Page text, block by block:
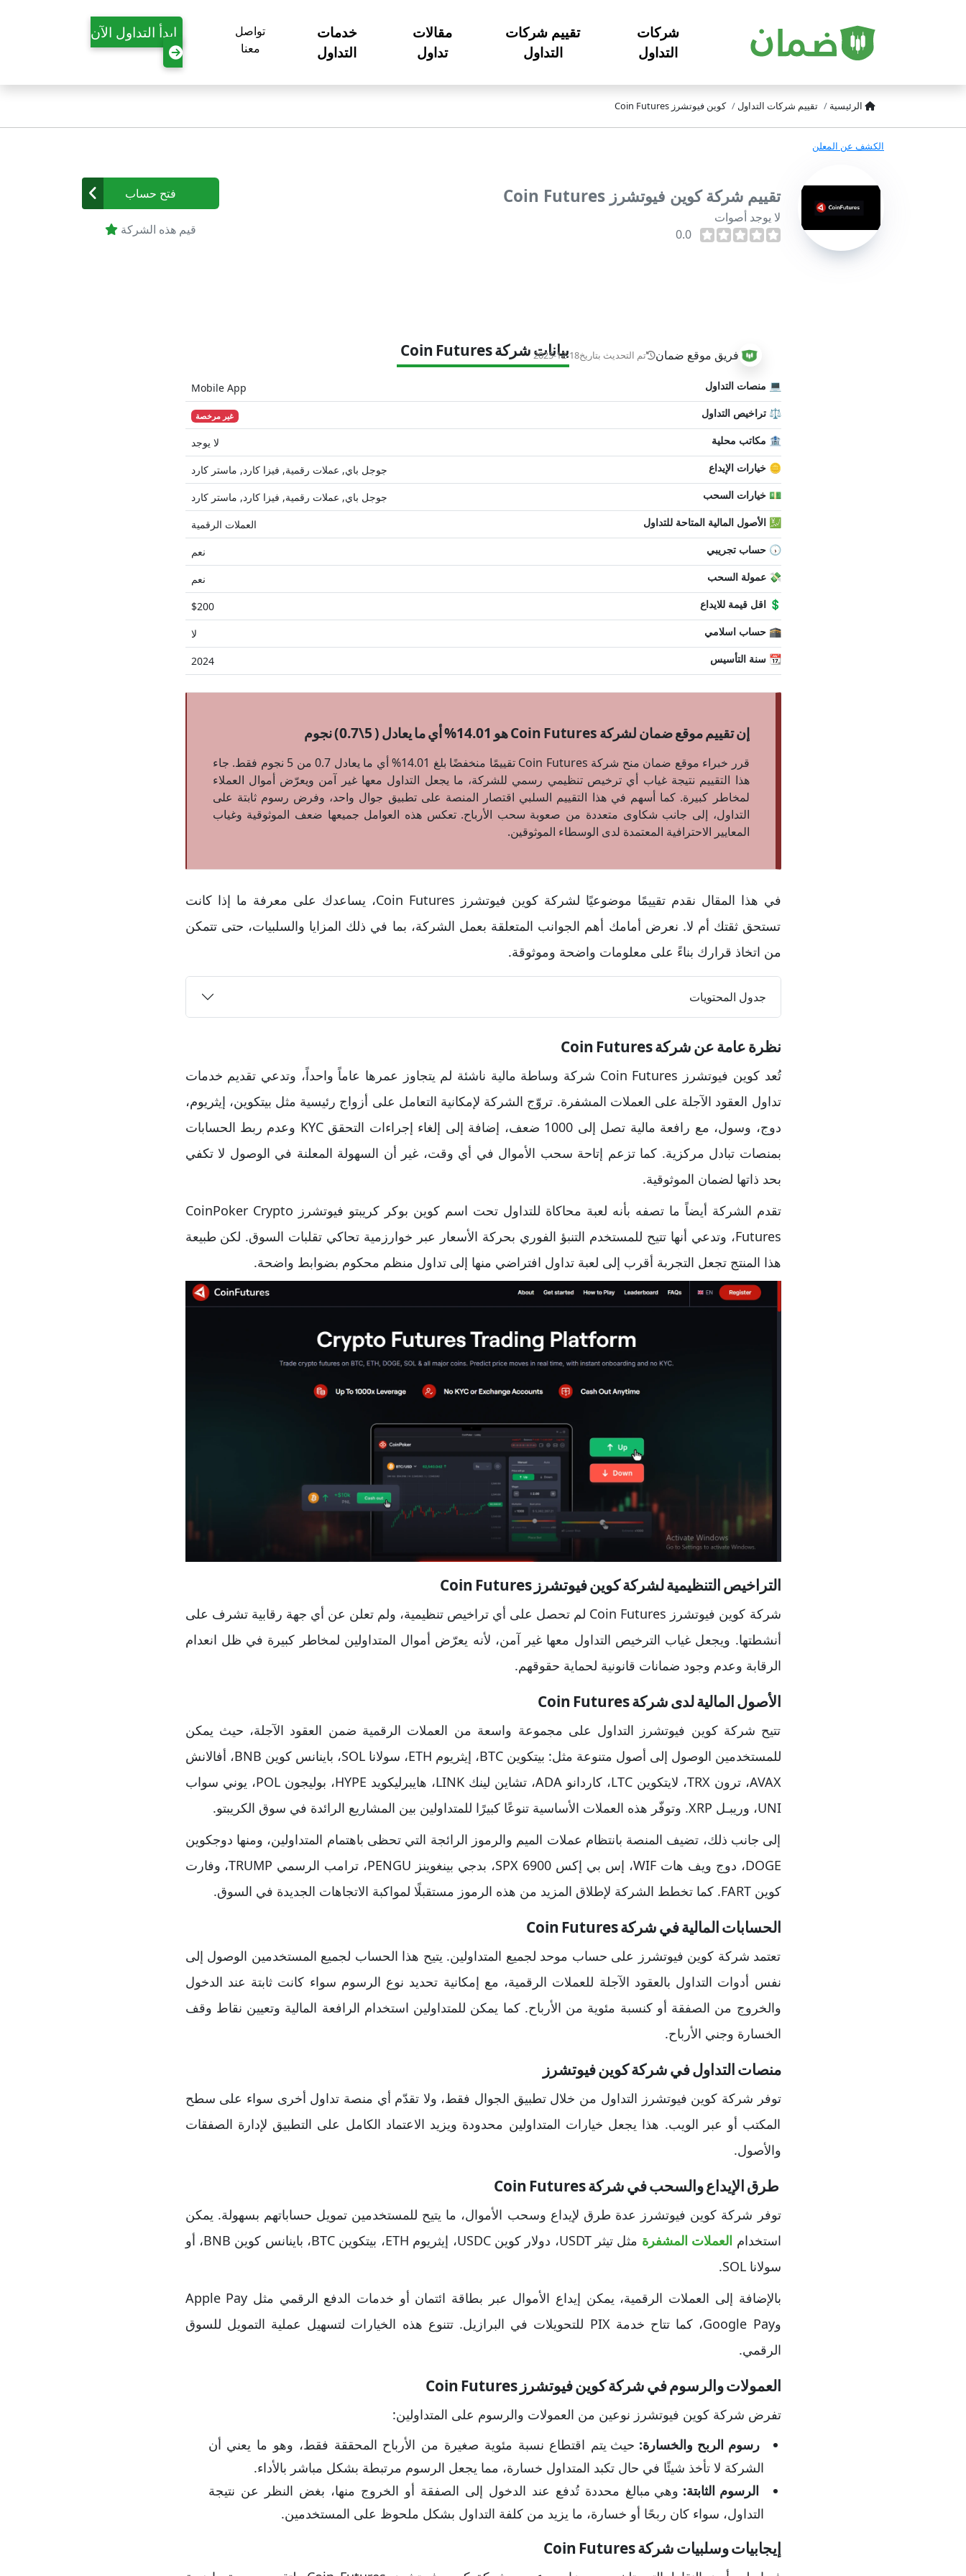
شركات
التداول
تقييم شركات
التداول
مقالات
تداول
خدمات
التداول
تواصل
معنا
ابدأ التداول الآن
الرئيسية تقييم شركات التداول كوين فيوتشرز Coin Futures
الكشف عن المعلن
تقييم شركة كوين فيوتشرز Coin Futures
لا يوجد أصوات
0.0
فريق موقع ضمان تم التحديث بتاريخ2025-12-18
فتح حساب
قيم هذه الشركة
بيانات شركة Coin Futures
Mobile App 💻 منصات التداول
غير مرخصة ⚖️ تراخيص التداول
لا يوجد 🏦 مكاتب محلية
جوجل باي, عملات رقمية, فيزا كارد, ماستر كارد 🪙 خيارات الإيداع
جوجل باي, عملات رقمية, فيزا كارد, ماستر كارد 💵 خيارات السحب
العملات الرقمية 💹 الأصول المالية المتاحة للتداول
نعم 🕠 حساب تجريبي
نعم 💸 عمولة السحب
$200 💲 اقل قيمة للايداع
لا 🕋 حساب اسلامي
2024 📆 سنة التأسيس
إن تقييم موقع ضمان لشركة Coin Futures هو 14.01% أي ما يعادل ( 5\0.7) نجوم
قرر خبراء موقع ضمان منح شركة Coin Futures تقييمًا منخفضًا بلغ 14.01% أي ما يعادل 0.7 من 5 نجوم فقط. جاء
هذا التقييم نتيجة غياب أي ترخيص تنظيمي رسمي للشركة، ما يجعل التداول معها غير آمن ويعرّض أموال العملاء
لمخاطر كبيرة. كما أسهم في هذا التقييم السلبي اقتصار المنصة على تطبيق جوال واحد، وفرض رسوم ثابتة على
التداول، إلى جانب شكاوى متعددة من صعوبة سحب الأرباح. تعكس هذه العوامل جميعها ضعف الموثوقية وغياب
المعايير الاحترافية المعتمدة لدى الوسطاء الموثوقين.
في هذا المقال نقدم تقييمًا موضوعيًا لشركة كوين فيوتشرز Coin Futures، يساعدك على معرفة ما إذا كانت
تستحق ثقتك أم لا. نعرض أمامك أهم الجوانب المتعلقة بعمل الشركة، بما في ذلك المزايا والسلبيات، حتى تتمكن
من اتخاذ قرارك بناءً على معلومات واضحة وموثوقة.
جدول المحتويات
نظرة عامة عن شركة Coin Futures
تُعد كوين فيوتشرز Coin Futures شركة وساطة مالية ناشئة لم يتجاوز عمرها عاماً واحداً، وتدعي تقديم خدمات
تداول العقود الآجلة على العملات المشفرة. تروّج الشركة لإمكانية التعامل على أزواج رئيسية مثل بيتكوين، إيثريوم،
دوج، وسول، مع رافعة مالية تصل إلى 1000 ضعف، إضافة إلى إلغاء إجراءات التحقق KYC وعدم ربط الحسابات
بمنصات تبادل مركزية. كما تزعم إتاحة سحب الأموال في أي وقت، غير أن السهولة المعلنة في الوصول لا تكفي
بحد ذاتها لضمان الموثوقية.
تقدم الشركة أيضاً ما تصفه بأنه لعبة محاكاة للتداول تحت اسم كوين بوكر كريبتو فيوتشرز CoinPoker Crypto
Futures، وتدعي أنها تتيح للمستخدم التنبؤ الفوري بحركة الأسعار عبر خوارزمية تحاكي تقلبات السوق. لكن طبيعة
هذا المنتج تجعل التجربة أقرب إلى لعبة تداول افتراضي منها إلى تداول منظم محكوم بضوابط واضحة.
التراخيص التنظيمية لشركة كوين فيوتشرز Coin Futures
شركة كوين فيوتشرز Coin Futures لم تحصل على أي تراخيص تنظيمية، ولم تعلن عن أي جهة رقابية تشرف على
أنشطتها. ويجعل غياب الترخيص التداول معها غير آمن، لأنه يعرّض أموال المتداولين لمخاطر كبيرة في ظل انعدام
الرقابة وعدم وجود ضمانات قانونية لحماية حقوقهم.
الأصول المالية لدى شركة Coin Futures
تتيح شركة كوين فيوتشرز التداول على مجموعة واسعة من العملات الرقمية ضمن العقود الآجلة، حيث يمكن
للمستخدمين الوصول إلى أصول متنوعة مثل: بيتكوين BTC، إيثريوم ETH، سولانا SOL، باينانس كوين BNB، أفالانش
AVAX، ترون TRX، لايتكوين LTC، كاردانو ADA، تشاين لينك LINK، هايبرليكويد HYPE، بوليجون POL، يوني سواب
UNI، وريبـل XRP. وتوفّر هذه العملات الأساسية تنوعًا كبيرًا للمتداولين بين المشاريع الرائدة في سوق الكريبتو.
إلى جانب ذلك، تضيف المنصة بانتظام عملات الميم والرموز الرائجة التي تحظى باهتمام المتداولين، ومنها دوجكوين
DOGE، دوج ويف هات WIF، إس بي إكس 6900 SPX، بدجي بينغوينز PENGU، ترامب الرسمي TRUMP، وفارت
كوين FART. كما تخطط الشركة لإطلاق المزيد من هذه الرموز مستقبلًا لمواكبة الاتجاهات الجديدة في السوق.
الحسابات المالية في شركة Coin Futures
تعتمد شركة كوين فيوتشرز على حساب موحد لجميع المتداولين. يتيح هذا الحساب لجميع المستخدمين الوصول إلى
نفس أدوات التداول بالعقود الآجلة للعملات الرقمية، مع إمكانية تحديد نوع الرسوم سواء كانت ثابتة عند الدخول
والخروج من الصفقة أو كنسبة مئوية من الأرباح. كما يمكن للمتداولين استخدام الرافعة المالية وتعيين نقاط وقف
الخسارة وجني الأرباح.
منصات التداول في شركة كوين فيوتشرز
توفر شركة كوين فيوتشرز التداول من خلال تطبيق الجوال فقط، ولا تقدّم أي منصة تداول أخرى سواء على سطح
المكتب أو عبر الويب. هذا يجعل خيارات المتداولين محدودة ويزيد الاعتماد الكامل على التطبيق لإدارة الصفقات
والأصول.
طرق الإيداع والسحب في شركة Coin Futures
توفر شركة كوين فيوتشرز عدة طرق لإيداع وسحب الأموال، ما يتيح للمستخدمين تمويل حساباتهم بسهولة. يمكن
استخدام العملات المشفرة
مثل تيثر USDT، دولار كوين USDC، إيثريوم ETH، بيتكوين BTC، باينانس كوين BNB، أو
سولانا SOL.
بالإضافة إلى العملات الرقمية، يمكن إيداع الأموال عبر بطاقة ائتمان أو خدمات الدفع الرقمي مثل Apple Pay
وGoogle Pay، كما تتاح خدمة PIX للتحويلات في البرازيل. تتنوع هذه الخيارات لتسهيل عملية التمويل للسوق
الرقمي.
العمولات والرسوم في شركة كوين فيوتشرز Coin Futures
تفرض شركة كوين فيوتشرز نوعين من العمولات والرسوم على المتداولين:
رسوم الربح والخسارة: حيث يتم اقتطاع نسبة مئوية صغيرة من الأرباح المحققة فقط، وهو ما يعني أن
الشركة لا تأخذ شيئًا في حال تكبد المتداول خسارة، مما يجعل الرسوم مرتبطة بشكل مباشر بالأداء.
الرسوم الثابتة: وهي مبالغ محددة تُدفع عند الدخول إلى الصفقة أو الخروج منها، بغض النظر عن نتيجة
التداول، سواء كان ربحًا أو خسارة، ما يزيد من كلفة التداول بشكل ملحوظ على المستخدمين.
إيجابيات وسلبيات شركة Coin Futures